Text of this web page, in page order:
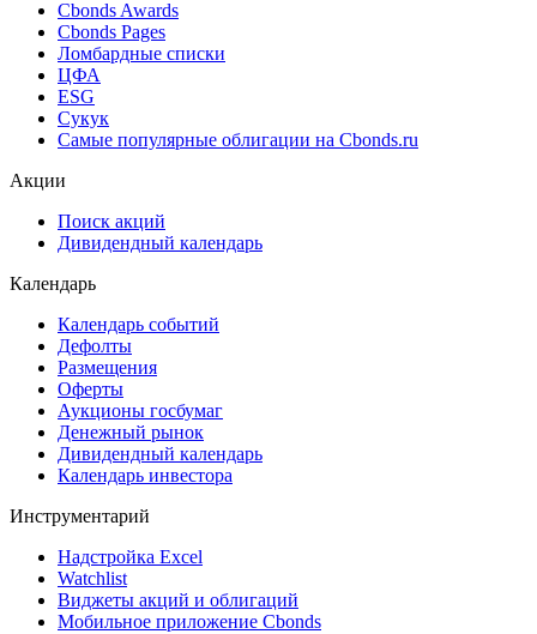
Cbonds Awards
Cbonds Pages
Ломбардные списки
ЦФА
ESG
Сукук
Самые популярные облигации на Cbonds.ru
Акции
Поиск акций
Дивидендный календарь
Календарь
Календарь событий
Дефолты
Размещения
Оферты
Аукционы госбумаг
Денежный рынок
Дивидендный календарь
Календарь инвестора
Инструментарий
Надстройка Excel
Watchlist
Виджеты акций и облигаций
Мобильное приложение Cbonds